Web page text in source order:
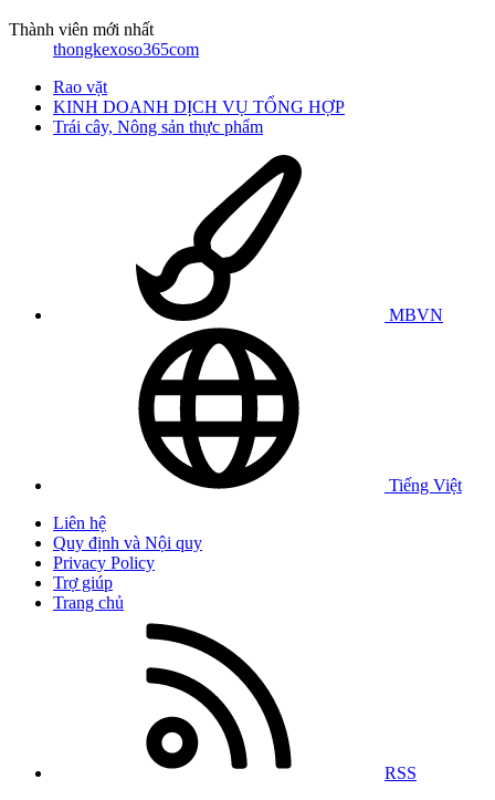
Thành viên mới nhất
thongkexoso365com
Rao vặt
KINH DOANH DỊCH VỤ TỔNG HỢP
Trái cây, Nông sản thực phẩm
MBVN
Tiếng Việt
Liên hệ
Quy định và Nội quy
Privacy Policy
Trợ giúp
Trang chủ
RSS